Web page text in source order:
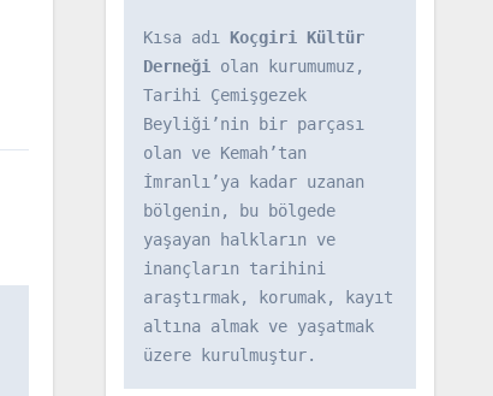
Kısa adı Koçgiri Kültür
Derneği olan kurumumuz,
Tarihi Çemişgezek
Beyliği’nin bir parçası
olan ve Kemah’tan
İmranlı’ya kadar uzanan
bölgenin, bu bölgede
yaşayan halkların ve
inançların tarihini
araştırmak, korumak, kayıt
altına almak ve yaşatmak
üzere kurulmuştur.